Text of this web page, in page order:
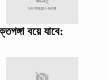
বয়ে যাবে: